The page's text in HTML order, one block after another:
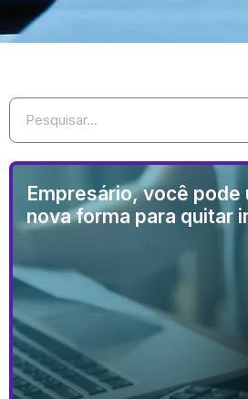
Empresário, você pode
nova forma para quitar